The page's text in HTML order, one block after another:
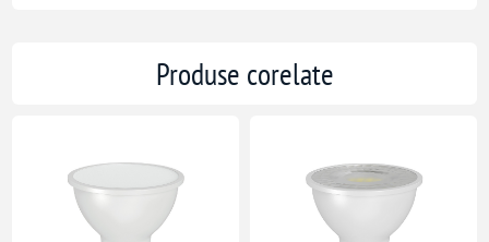
Produse corelate